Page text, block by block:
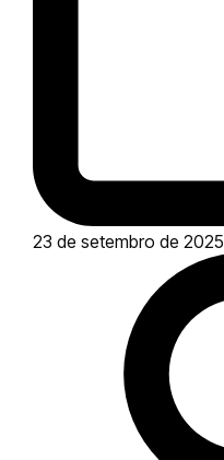
23 de setembro de 2025